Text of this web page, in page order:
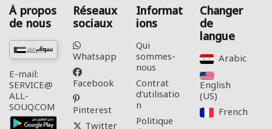
À propos
de nous
E-mail:
SERVICE@
ALL-
SOUQ.COM
Réseaux
sociaux
Whatsapp
Facebook
Pinterest
Informat
ions
Qui
sommes-
nous
Contrat
d'utilisatio
n
Politique
Changer
de
langue
Arabic‎
English
(US)‎
French‎